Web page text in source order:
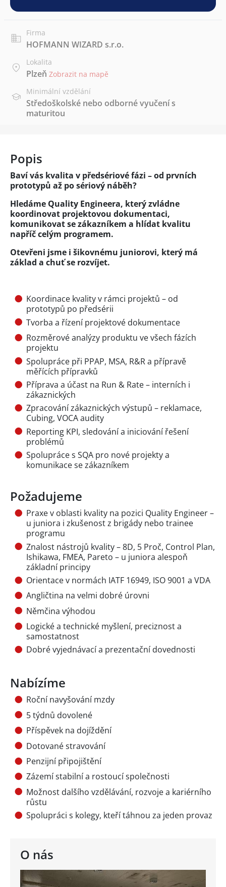
Firma
HOFMANN WIZARD s.r.o.
Lokalita
Plzeň Zobrazit na mapě
Minimální vzdělání
Středoškolské nebo odborné vyučení s
maturitou
O nás
Popis
Baví vás kvalita v předsériové fázi – od prvních
prototypů až po sériový náběh?
Hledáme Quality Engineera, který zvládne
koordinovat projektovou dokumentaci,
komunikovat se zákazníkem a hlídat kvalitu
napříč celým programem.
Otevřeni jsme i šikovnému juniorovi, který má
základ a chuť se rozvíjet.
Koordinace kvality v rámci projektů – od
prototypů po předsérii
Tvorba a řízení projektové dokumentace
Rozměrové analýzy produktu ve všech fázích
projektu
Spolupráce při PPAP, MSA, R&R a přípravě
měřících přípravků
Příprava a účast na Run & Rate – interních i
zákaznických
Zpracování zákaznických výstupů – reklamace,
Cubing, VOCA audity
Reporting KPI, sledování a iniciování řešení
problémů
Spolupráce s SQA pro nové projekty a
komunikace se zákazníkem
Požadujeme
Praxe v oblasti kvality na pozici Quality Engineer –
u juniora i zkušenost z brigády nebo trainee
programu
Znalost nástrojů kvality – 8D, 5 Proč, Control Plan,
Ishikawa, FMEA, Pareto – u juniora alespoň
základní principy
Orientace v normách IATF 16949, ISO 9001 a VDA
Angličtina na velmi dobré úrovni
Němčina výhodou
Logické a technické myšlení, preciznost a
samostatnost
Dobré vyjednávací a prezentační dovednosti
Nabízíme
Roční navyšování mzdy
5 týdnů dovolené
Příspěvek na dojíždění
Dotované stravování
Penzijní připojištění
Zázemí stabilní a rostoucí společnosti
Možnost dalšího vzdělávání, rozvoje a kariérního
růstu
Spolupráci s kolegy, kteří táhnou za jeden provaz